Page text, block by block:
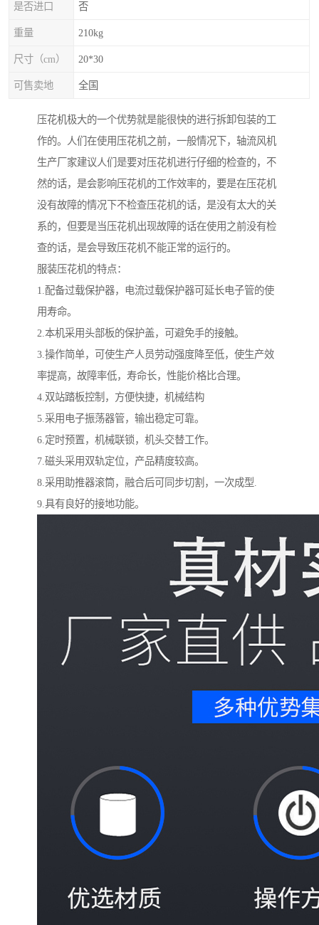
是否进口 否
重量 210kg
尺寸（cm） 20*30
可售卖地 全国
压花机极大的一个优势就是能很快的进行拆卸包装的工
作的。人们在使用压花机之前，一般情况下，轴流风机
生产厂家建议人们是要对压花机进行仔细的检查的，不
然的话，是会影响压花机的工作效率的，要是在压花机
没有故障的情况下不检查压花机的话，是没有太大的关
系的，但要是当压花机出现故障的话在使用之前没有检
查的话，是会导致压花机不能正常的运行的。
服装压花机的特点：
1.配备过载保护器，电流过载保护器可延长电子管的使
用寿命。
2.本机采用头部板的保护盖，可避免手的接触。
3.操作简单，可使生产人员劳动强度降至低，使生产效
率提高，故障率低，寿命长，性能价格比合理。
4.双站踏板控制，方便快捷，机械结构
5.采用电子振荡器管，输出稳定可靠。
6.定时预置，机械联锁，机头交替工作。
7.磁头采用双轨定位，产品精度较高。
8.采用助推器滚筒，融合后可同步切割，一次成型.
9.具有良好的接地功能。